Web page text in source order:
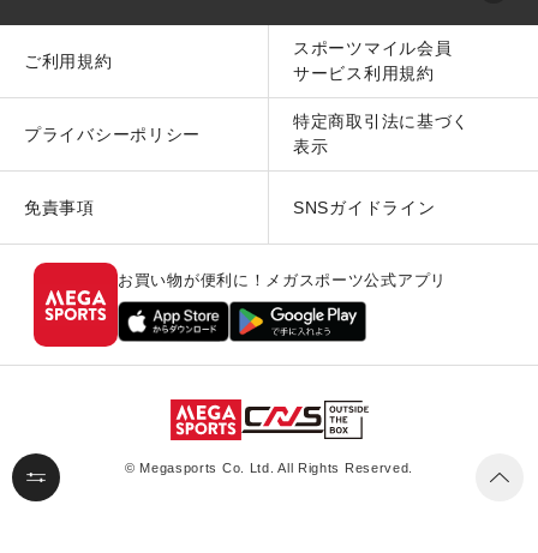
ご利用規約
スポーツマイル会員
サービス利用規約
プライバシーポリシー
特定商取引法に基づく
表示
免責事項 SNSガイドライン
お買い物が便利に！メガスポーツ公式アプリ
© Megasports Co. Ltd. All Rights Reserved.